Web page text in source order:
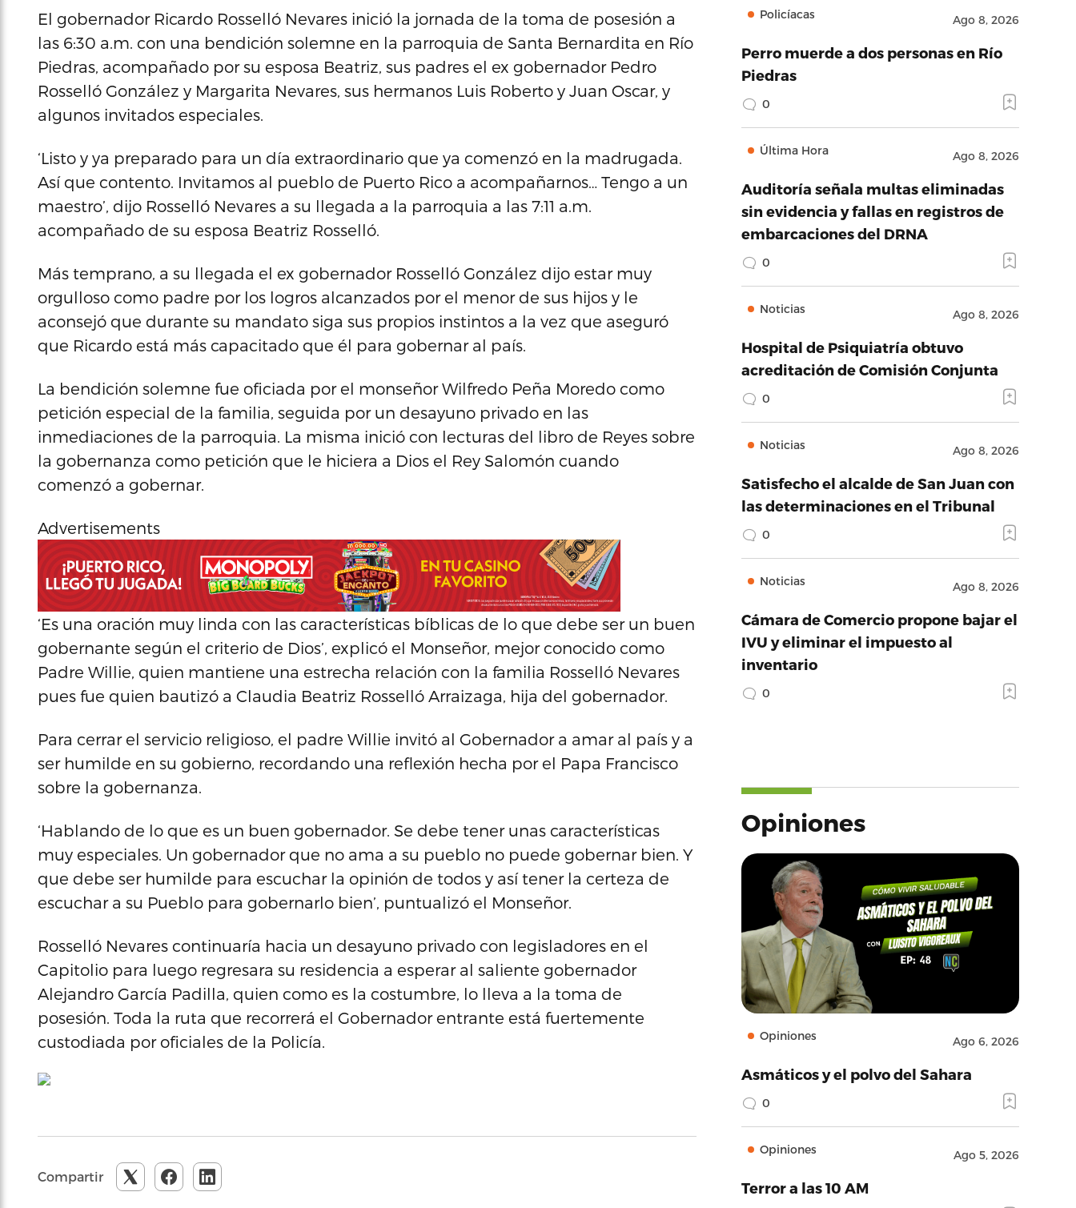
El gobernador Ricardo Rosselló Nevares inició la jornada de la toma de posesión a
las 6:30 a.m. con una bendición solemne en la parroquia de Santa Bernardita en Río
Piedras, acompañado por su esposa Beatriz, sus padres el ex gobernador Pedro
Rosselló González y Margarita Nevares, sus hermanos Luis Roberto y Juan Oscar, y
algunos invitados especiales.
‘Listo y ya preparado para un día extraordinario que ya comenzó en la madrugada.
Así que contento. Invitamos al pueblo de Puerto Rico a acompañarnos… Tengo a un
maestro’, dijo Rosselló Nevares a su llegada a la parroquia a las 7:11 a.m.
acompañado de su esposa Beatriz Rosselló.
Más temprano, a su llegada el ex gobernador Rosselló González dijo estar muy
orgulloso como padre por los logros alcanzados por el menor de sus hijos y le
aconsejó que durante su mandato siga sus propios instintos a la vez que aseguró
que Ricardo está más capacitado que él para gobernar al país.
La bendición solemne fue oficiada por el monseñor Wilfredo Peña Moredo como
petición especial de la familia, seguida por un desayuno privado en las
inmediaciones de la parroquia. La misma inició con lecturas del libro de Reyes sobre
la gobernanza como petición que le hiciera a Dios el Rey Salomón cuando
comenzó a gobernar.
Advertisements
‘Es una oración muy linda con las características bíblicas de lo que debe ser un buen
gobernante según el criterio de Dios’, explicó el Monseñor, mejor conocido como
Padre Willie, quien mantiene una estrecha relación con la familia Rosselló Nevares
pues fue quien bautizó a Claudia Beatriz Rosselló Arraizaga, hija del gobernador.
Para cerrar el servicio religioso, el padre Willie invitó al Gobernador a amar al país y a
ser humilde en su gobierno, recordando una reflexión hecha por el Papa Francisco
sobre la gobernanza.
‘Hablando de lo que es un buen gobernador. Se debe tener unas características
muy especiales. Un gobernador que no ama a su pueblo no puede gobernar bien. Y
que debe ser humilde para escuchar la opinión de todos y así tener la certeza de
escuchar a su Pueblo para gobernarlo bien’, puntualizó el Monseñor.
Rosselló Nevares continuaría hacia un desayuno privado con legisladores en el
Capitolio para luego regresara su residencia a esperar al saliente gobernador
Alejandro García Padilla, quien como es la costumbre, lo lleva a la toma de
posesión. Toda la ruta que recorrerá el Gobernador entrante está fuertemente
custodiada por oficiales de la Policía.
Compartir
Policíacas Ago 8, 2026
Perro muerde a dos personas en Río
Piedras
0
Última Hora Ago 8, 2026
Auditoría señala multas eliminadas
sin evidencia y fallas en registros de
embarcaciones del DRNA
0
Noticias Ago 8, 2026
Hospital de Psiquiatría obtuvo
acreditación de Comisión Conjunta
0
Noticias Ago 8, 2026
Satisfecho el alcalde de San Juan con
las determinaciones en el Tribunal
0
Noticias Ago 8, 2026
Cámara de Comercio propone bajar el
IVU y eliminar el impuesto al
inventario
0
Opiniones
Opiniones Ago 6, 2026
Asmáticos y el polvo del Sahara
0
Opiniones Ago 5, 2026
Terror a las 10 AM